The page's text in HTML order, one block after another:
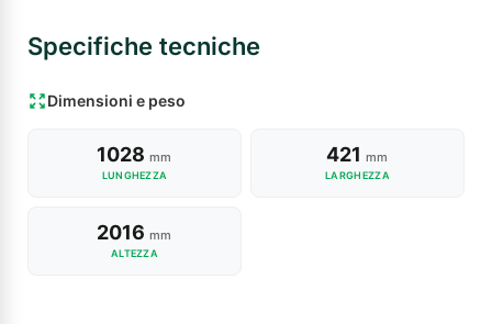
Specifiche tecniche
Dimensioni e peso
1028mm
LUNGHEZZA
421mm
LARGHEZZA
2016mm
ALTEZZA